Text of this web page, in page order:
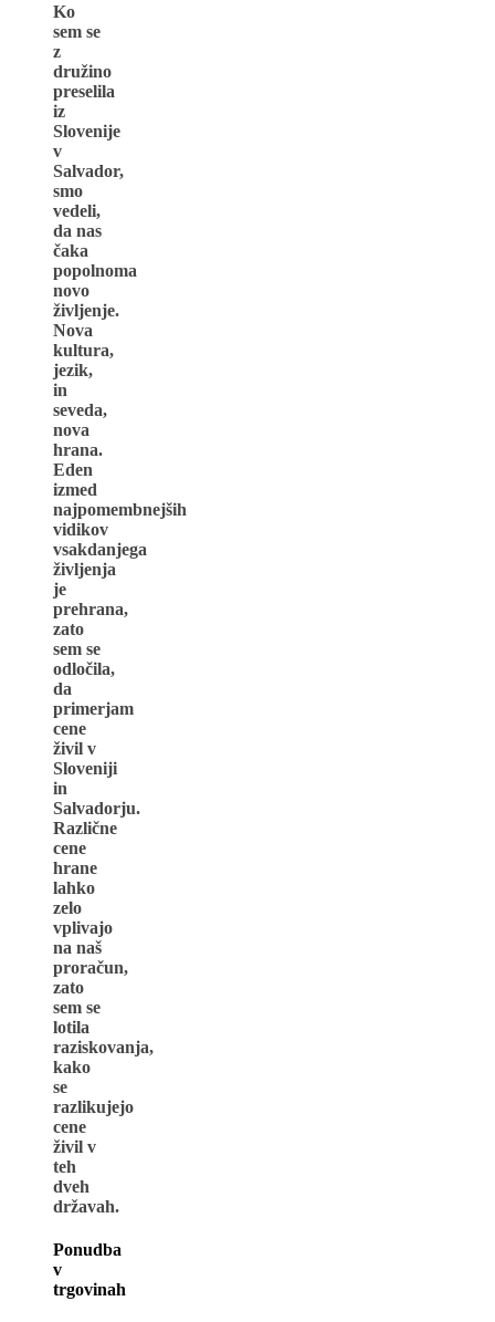
Ko
sem se
z
družino
preselila
iz
Slovenije
v
Salvador,
smo
vedeli,
da nas
čaka
popolnoma
novo
življenje.
Nova
kultura,
jezik,
in
seveda,
nova
hrana.
Eden
izmed
najpomembnejših
vidikov
vsakdanjega
življenja
je
prehrana,
zato
sem se
odločila,
da
primerjam
cene
živil v
Sloveniji
in
Salvadorju.
Različne
cene
hrane
lahko
zelo
vplivajo
na naš
proračun,
zato
sem se
lotila
raziskovanja,
kako
se
razlikujejo
cene
živil v
teh
dveh
državah.
Ponudba
v
trgovinah